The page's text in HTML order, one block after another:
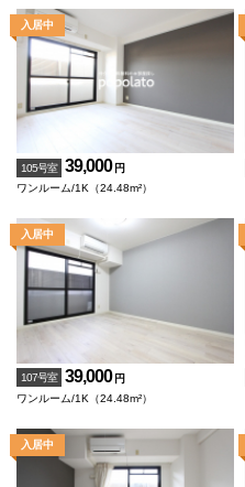
105号室 39,000 円
ワンルーム/1K（24.48m²）
107号室 39,000 円
ワンルーム/1K（24.48m²）